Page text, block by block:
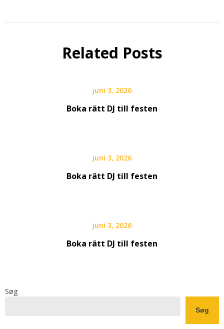
Related Posts
juni 3, 2026
Boka rätt DJ till festen
juni 3, 2026
Boka rätt DJ till festen
juni 3, 2026
Boka rätt DJ till festen
Søg
Søg